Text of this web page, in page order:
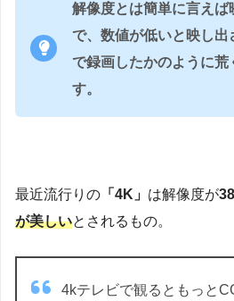
解像度とは簡単に言えば
で、数値が低いと映し出
で録画したかのように荒
す。
最近流行りの 「4K」 は解像度が
が美しいとされるもの。
4kテレビで観るともっと